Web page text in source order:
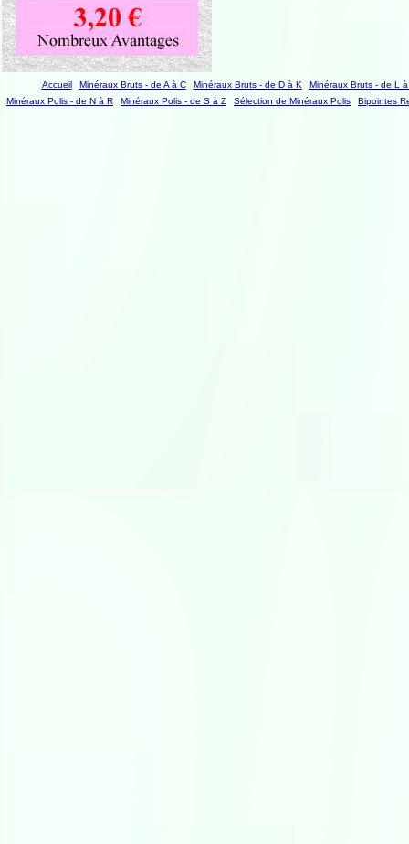
Accueil Minéraux Bruts - de A à C Minéraux Bruts - de D à K
Minéraux Bruts - de L
Minéraux Polis - de N à R
Minéraux Polis - de S à Z Sélection de Minéraux Polis Bipointes